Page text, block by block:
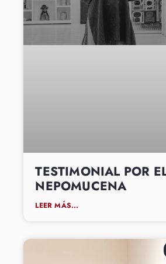
TESTIMONIAL POR
NEPOMUCENA
LEER MÁS...